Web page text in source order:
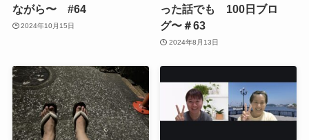
ながら〜 #64
2024年10月15日
った話でも 100日ブロ
グ〜＃63
2024年8月13日